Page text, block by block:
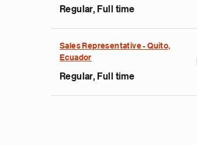
Regular, Full time
Sales Representative - Quito,
Ecuador
Regular, Full time